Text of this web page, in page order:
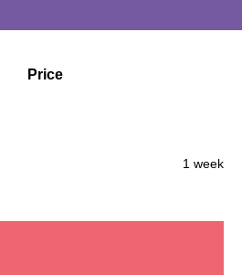
Price
1 week